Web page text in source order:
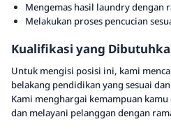
Mengemas hasil laundry dengan
Melakukan proses pencucian
Kualifikasi yang
Untuk mengisi posisi ini, kami
belakang pendidikan yang sesuai
Kami menghargai kemampuan
dan melayani pelanggan dengan